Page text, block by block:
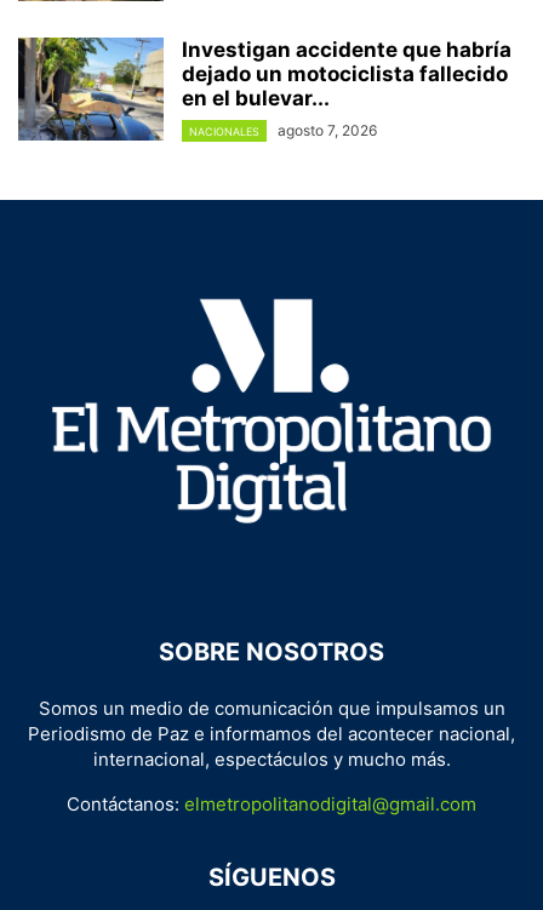
Investigan accidente que habría
dejado un motociclista fallecido
en el bulevar...
NACIONALES agosto 7, 2026
SOBRE NOSOTROS
Somos un medio de comunicación que impulsamos un
Periodismo de Paz e informamos del acontecer nacional,
internacional, espectáculos y mucho más.
Contáctanos: elmetropolitanodigital@gmail.com
SÍGUENOS